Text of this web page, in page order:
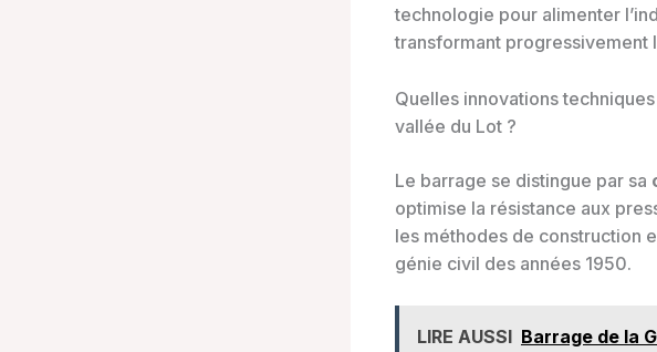
technologie pour alimenter
transformant progressivement
Quelles innovations
vallée du Lot ?
Le barrage se distingue par sa
optimise la résistance aux
les méthodes de construction
génie civil des années 1950.
LIRE AUSSI Barrage de la